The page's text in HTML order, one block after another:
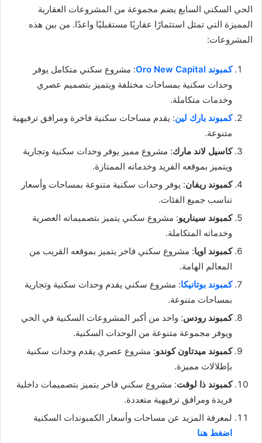
الحي السكني السابع يضم مجموعة من المشروعات العقارية
المميزة التي تمثل استثمارًا عقاريًا مستقبليًا واعدًا. من بين هذه
المشروعات:
كمبوند Oro New Capital
: مشروع سكني متكامل يوفر
وحدات سكنية بمساحات مختلفة ويتميز بتصميم عصري
وخدمات متكاملة.
كمبوند بارك لين: يقدم مساحات سكنية فاخرة ومرافق ترفيهية
متنوعة.
كاسيل لاند مارك: مشروع مميز يوفر وحدات سكنية وتجارية
ويتميز بموقعه الفريد وخدماته الممتازة.
كمبوند ريفان: يوفر وحدات سكنية متنوعة بمساحات وأسعار
تناسب جميع الفئات.
كمبوند سيناريو: مشروع سكني يتميز بتصميماته العصرية
وخدماته المتكاملة.
كمبوند اويا: مشروع سكني فاخر يتميز بموقعه القريب من
المعالم الهامة.
كمبوند بوتانيكا: مشروع سكني يقدم وحدات سكنية وتجارية
بمساحات متنوعة.
كمبوند رودس: واحد من أكبر المشروعات السكنية في الحي
ويوفر مجموعة متنوعة من الوحدات السكنية.
كمبوند ميدتاون كوندو: مشروع عصري يقدم وحدات سكنية
بإطلالات مميزة.
كمبوند ذا لوفت: مشروع سكني فاخر يتميز بتصميمات داخلية
فريدة ومرافق ترفيهية متعددة.
لمعرفة المزيد عن مساحات وأسعار الكمبوندات السكنية
اضغط هنا